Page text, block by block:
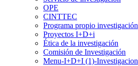
OPE
CINTTEC
Programa propio investigación
Proyectos I+D+i
Ética de la investigación
Comisión de Investigación
Menu-I+D+I (1)-Investigacion